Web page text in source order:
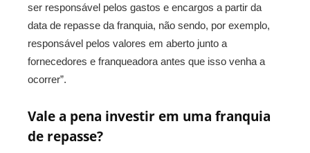
ser responsável pelos gastos e encargos a partir da
data de repasse da franquia, não sendo, por exemplo,
responsável pelos valores em aberto junto a
fornecedores e franqueadora antes que isso venha a
ocorrer”.
Vale a pena investir em uma franquia
de repasse?